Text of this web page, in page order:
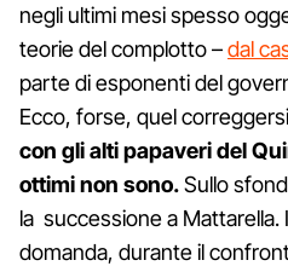
negli ultimi mesi spesso
teorie del complotto –dal
parte di esponenti del
Ecco, forse, quel
con gli alti papaveri del
ottimi non sono.Sullo
la successione a Mattarella.
domanda, durante il